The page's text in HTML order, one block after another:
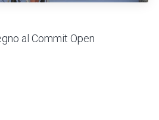
al Commit Open